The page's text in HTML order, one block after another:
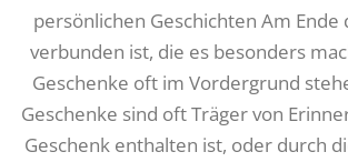
persönlichen Geschichten Am
verbunden ist, die es besonders
Geschenke oft im Vordergrund
Geschenke sind oft Träger von
Geschenk enthalten ist, oder durch